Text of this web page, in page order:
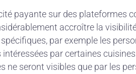
payante sur des plateformes
accroître la
par exemple les
intéressées par certaines
ne seront visibles que par les